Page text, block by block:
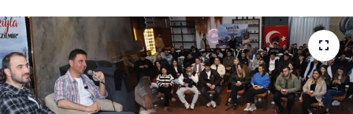
SAĞLIK
Siyaset
SPOR